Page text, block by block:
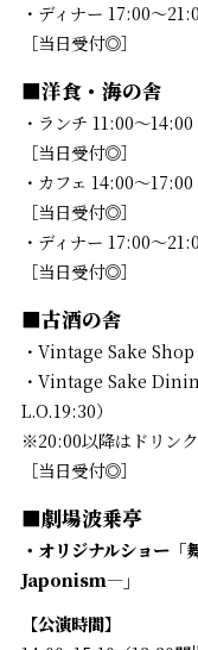
・ディナー 17:00～
［当日受付◎］
■洋食・海の舎
・ランチ 11:00～14:00
［当日受付◎］
・カフェ 14:00～17:00
［当日受付◎］
・ディナー 17:00〜
［当日受付◎］
■古酒の舎
・Vintage Sake Shop
・Vintage Sake
L.O.19:30）
※20:00以降はドリン
［当日受付◎］
■劇場波乗亭
・オリジナルショー
Japonism―」
【公演時間】